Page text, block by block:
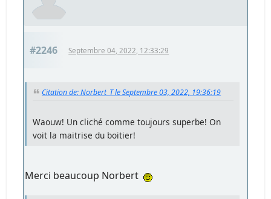
#2246 Septembre 04, 2022, 12:33:29
Citation de: Norbert_T le Septembre 03, 2022, 19:36:19
Waouw! Un cliché comme toujours superbe! On
voit la maitrise du boitier!
Merci beaucoup Norbert